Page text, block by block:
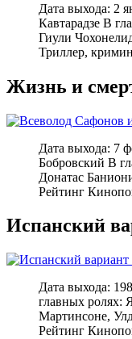
Дата выхода: 2
Кавтарадзе В
Гиули
Триллер,
Жизнь и
Дата выхода: 7
Бобровский В
Донатас
Рейтинг
Испанский
Дата выхода:
главных ролях:
Мартинсоне,
Рейтинг